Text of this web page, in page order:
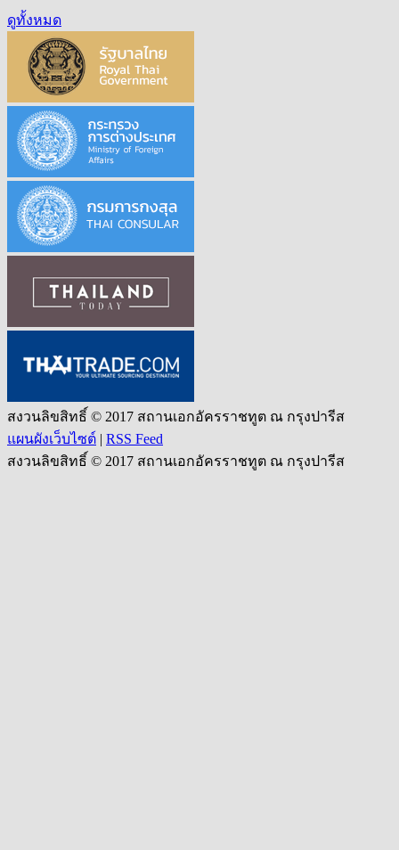
ดูทั้งหมด
สงวนลิขสิทธิ์ © 2017 สถานเอกอัครราชทูต ณ กรุงปารีส
แผนผังเว็บไซต์ | RSS Feed
สงวนลิขสิทธิ์ © 2017 สถานเอกอัครราชทูต ณ กรุงปารีส